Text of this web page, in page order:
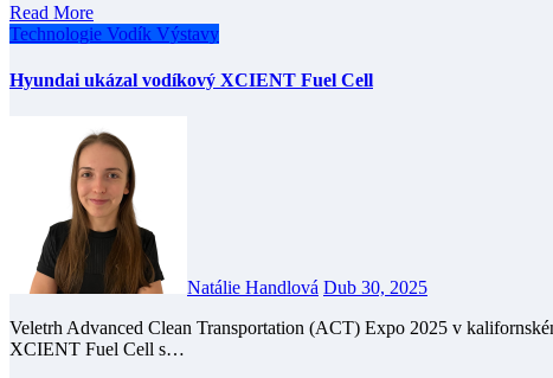
Read More
Technologie Vodík Výstavy
Hyundai ukázal vodíkový XCIENT Fuel Cell
Natálie Handlová Dub 30, 2025
Veletrh Advanced Clean Transportation (ACT) Expo 2025 v kalifornském Anaheimu ukázalnové těžké nákladní vozidlo
XCIENT Fuel Cell s…